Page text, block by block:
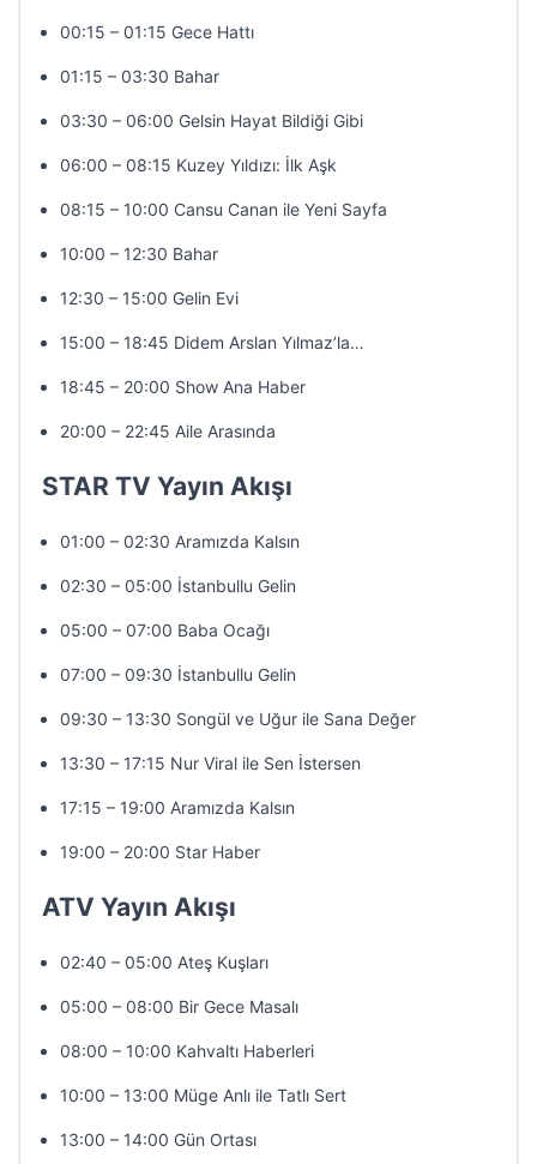
00:15 – 01:15 Gece Hattı
01:15 – 03:30 Bahar
03:30 – 06:00 Gelsin Hayat Bildiği Gibi
06:00 – 08:15 Kuzey Yıldızı: İlk Aşk
08:15 – 10:00 Cansu Canan ile Yeni Sayfa
10:00 – 12:30 Bahar
12:30 – 15:00 Gelin Evi
15:00 – 18:45 Didem Arslan Yılmaz’la…
18:45 – 20:00 Show Ana Haber
20:00 – 22:45 Aile Arasında
STAR TV Yayın Akışı
01:00 – 02:30 Aramızda Kalsın
02:30 – 05:00 İstanbullu Gelin
05:00 – 07:00 Baba Ocağı
07:00 – 09:30 İstanbullu Gelin
09:30 – 13:30 Songül ve Uğur ile Sana Değer
13:30 – 17:15 Nur Viral ile Sen İstersen
17:15 – 19:00 Aramızda Kalsın
19:00 – 20:00 Star Haber
ATV Yayın Akışı
02:40 – 05:00 Ateş Kuşları
05:00 – 08:00 Bir Gece Masalı
08:00 – 10:00 Kahvaltı Haberleri
10:00 – 13:00 Müge Anlı ile Tatlı Sert
13:00 – 14:00 Gün Ortası